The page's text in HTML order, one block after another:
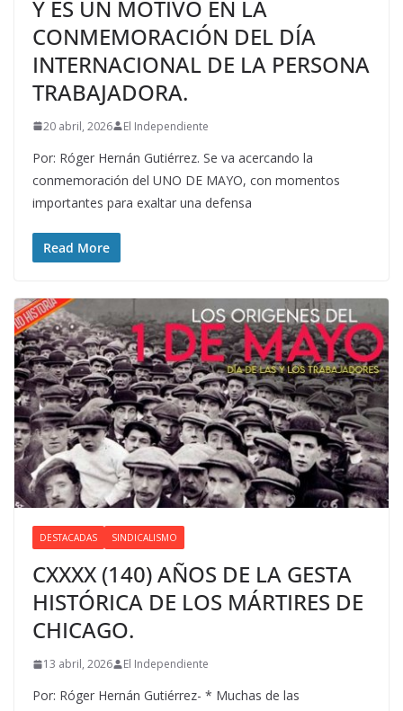
Y ES UN MOTIVO EN LA
CONMEMORACIÓN DEL DÍA
INTERNACIONAL DE LA PERSONA
TRABAJADORA.
20 abril, 2026 El Independiente
Por: Róger Hernán Gutiérrez. Se va acercando la
conmemoración del UNO DE MAYO, con momentos
importantes para exaltar una defensa
Read More
DESTACADAS SINDICALISMO
CXXXX (140) AÑOS DE LA GESTA
HISTÓRICA DE LOS MÁRTIRES DE
CHICAGO.
13 abril, 2026 El Independiente
Por: Róger Hernán Gutiérrez- * Muchas de las